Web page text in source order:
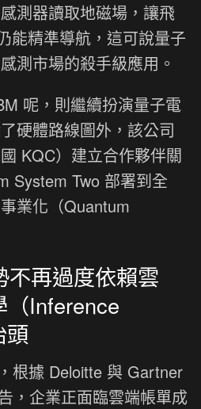
測器讀取地磁場，讓飛
能精準導航，這可說量子
測市場的殺手級應用。
呢，則繼續扮演量子電
硬體路線圖外，該公司
KQC）建立合作夥伴關
System Two 部署到全
業化（Quantum
再過度依賴雲
（Inference
頭
根據 Deloitte 與 Gartner
，企業正面臨雲端帳單成